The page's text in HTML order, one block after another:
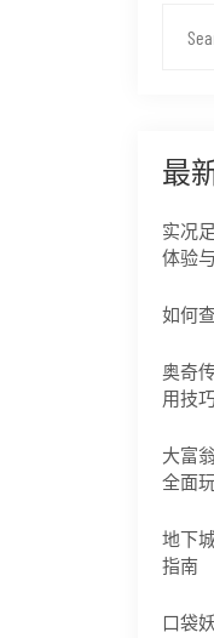
最
实况
体验
如何
奥奇
用技
大富
全面
地下
指南
口袋